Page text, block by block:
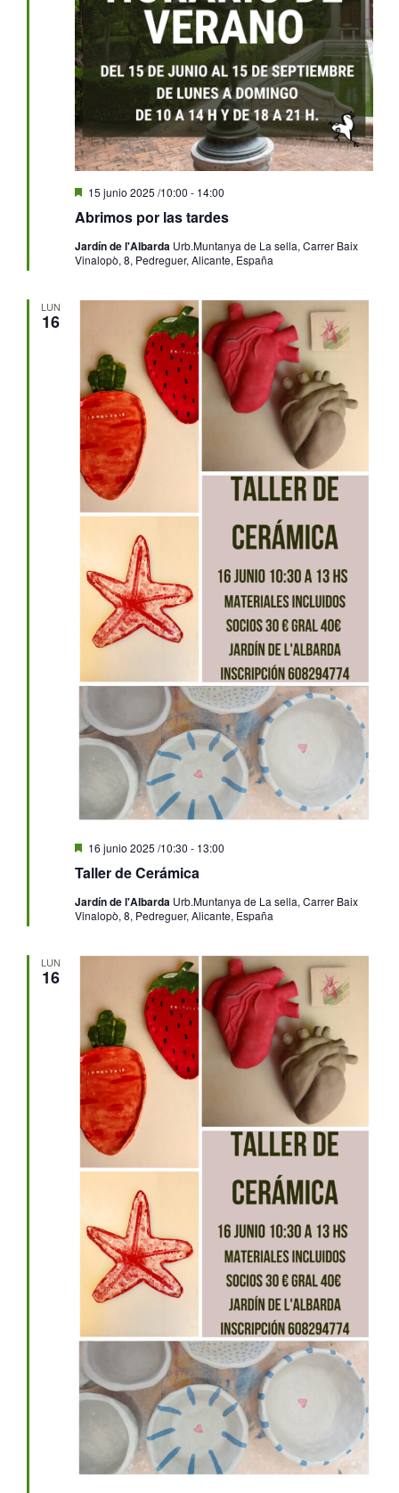
Abrimos por las tardes
Destacado
15 junio 2025 /10:00 - 14:00
Jardín de l'Albarda Urb.Muntanya de La sella, Carrer Baix
Vinalopò, 8, Pedreguer, Alicante, España
LUN
16
Taller de Cerámica
Destacado
16 junio 2025 /10:30 - 13:00
Jardín de l'Albarda Urb.Muntanya de La sella, Carrer Baix
Vinalopò, 8, Pedreguer, Alicante, España
LUN
16